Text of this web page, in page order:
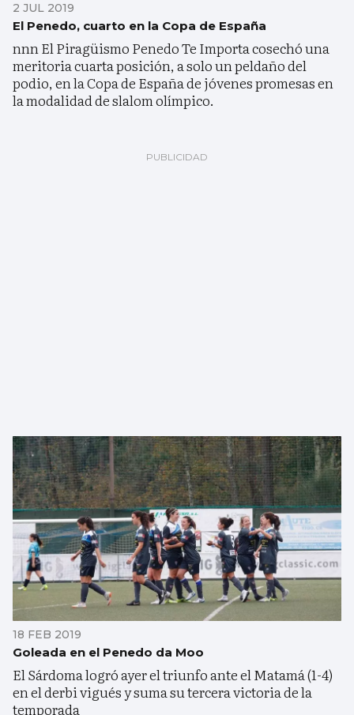
2 JUL 2019
El Penedo, cuarto en la Copa de España
nnn El Piragüismo Penedo Te Importa cosechó una
meritoria cuarta posición, a solo un peldaño del
podio, en la Copa de España de jóvenes promesas en
la modalidad de slalom olímpico.
18 FEB 2019
Goleada en el Penedo da Moo
El Sárdoma logró ayer el triunfo ante el Matamá (1-4)
en el derbi vigués y suma su tercera victoria de la
temporada